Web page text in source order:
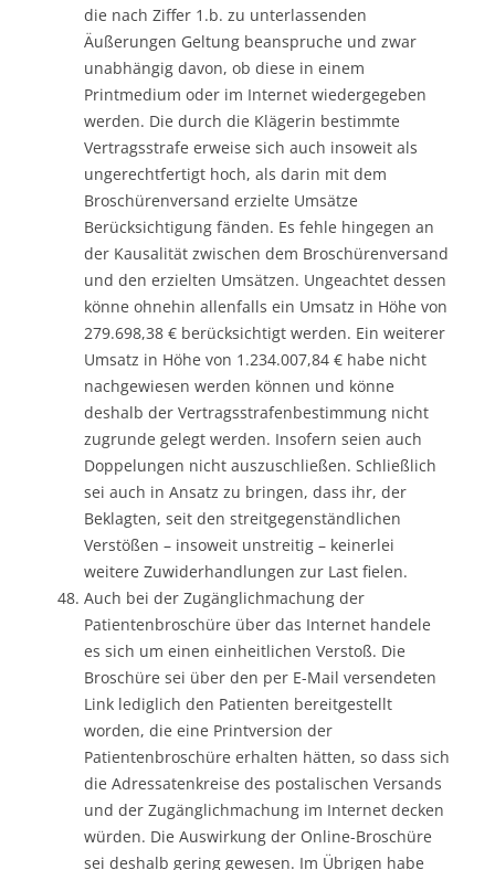
die nach Ziffer 1.b. zu unterlassenden
Äußerungen Geltung beanspruche und zwar
unabhängig davon, ob diese in einem
Printmedium oder im Internet wiedergegeben
werden. Die durch die Klägerin bestimmte
Vertragsstrafe erweise sich auch insoweit als
ungerechtfertigt hoch, als darin mit dem
Broschürenversand erzielte Umsätze
Berücksichtigung fänden. Es fehle hingegen an
der Kausalität zwischen dem Broschürenversand
und den erzielten Umsätzen. Ungeachtet dessen
könne ohnehin allenfalls ein Umsatz in Höhe von
279.698,38 € berücksichtigt werden. Ein weiterer
Umsatz in Höhe von 1.234.007,84 € habe nicht
nachgewiesen werden können und könne
deshalb der Vertragsstrafenbestimmung nicht
zugrunde gelegt werden. Insofern seien auch
Doppelungen nicht auszuschließen. Schließlich
sei auch in Ansatz zu bringen, dass ihr, der
Beklagten, seit den streitgegenständlichen
Verstößen – insoweit unstreitig – keinerlei
weitere Zuwiderhandlungen zur Last fielen.
Auch bei der Zugänglichmachung der
Patientenbroschüre über das Internet handele
es sich um einen einheitlichen Verstoß. Die
Broschüre sei über den per E-Mail versendeten
Link lediglich den Patienten bereitgestellt
worden, die eine Printversion der
Patientenbroschüre erhalten hätten, so dass sich
die Adressatenkreise des postalischen Versands
und der Zugänglichmachung im Internet decken
würden. Die Auswirkung der Online-Broschüre
sei deshalb gering gewesen. Im Übrigen habe